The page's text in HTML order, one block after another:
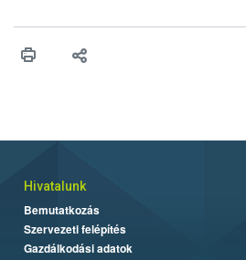
vonni az ebek viselkedésének
Hivatalunk
Bemutatkozás
Szervezeti felépítés
Gazdálkodási adatok